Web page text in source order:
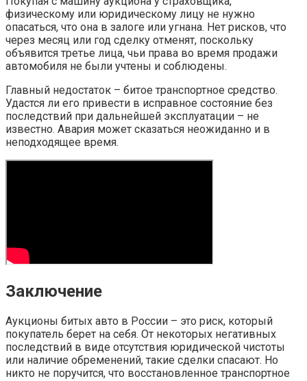
физическому или юридическому лицу не нужно
опасаться, что она в залоге или угнана. Нет рисков, что
через месяц или год сделку отменят, поскольку
объявится третье лица, чьи права во время продажи
автомобиля не были учтены и соблюдены.
Главный недостаток – битое транспортное средство.
Удастся ли его привести в исправное состояние без
последствий при дальнейшей эксплуатации – не
известно. Авария может сказаться неожиданно и в
неподходящее время.
Заключение
Аукционы битых авто в России – это риск, который
покупатель берет на себя. От некоторых негативных
последствий в виде отсутствия юридической чистоты
или наличие обременений, такие сделки спасают. Но
никто не поручится, что восстановленное транспортное